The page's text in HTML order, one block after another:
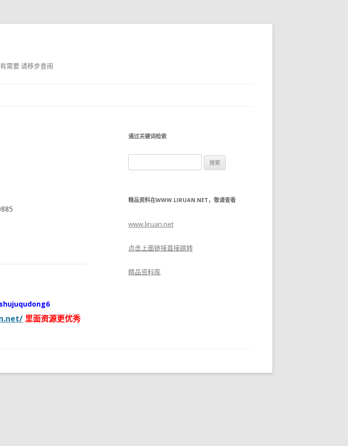
需要 请移步查阅
shujuqudong6
里面资源更优秀
通过关键词检索
索：
精品资料在WWW.LIRUAN.NET，敬请查看
www.liruan.net
点击上面链接直接跳转
精品资料库